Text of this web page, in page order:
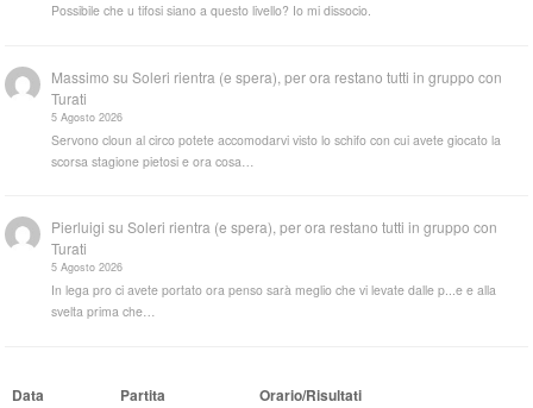
Possibile che u tifosi siano a questo livello? Io mi dissocio.
Massimo suSoleri rientra (e spera), per ora restano tutti in gruppo con
Turati
5 Agosto 2026
Servono cloun al circo potete accomodarvi visto lo schifo con cui avete giocato la
scorsa stagione pietosi e ora cosa…
Pierluigi suSoleri rientra (e spera), per ora restano tutti in gruppo con
Turati
5 Agosto 2026
In lega pro ci avete portato ora penso sarà meglio che vi levate dalle p...e e alla
svelta prima che…
Data Partita Orario/Risultati